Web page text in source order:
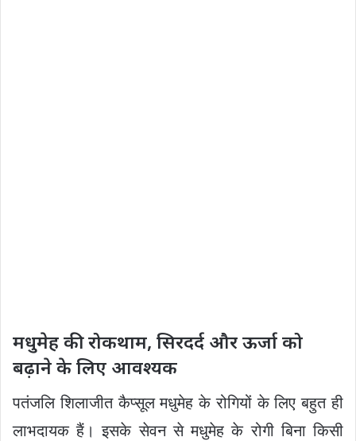
मधुमेह की रोकथाम, सिरदर्द और ऊर्जा को
बढ़ाने के लिए आवश्यक
पतंजलि शिलाजीत कैप्सूल मधुमेह के रोगियों के लिए बहुत ही
लाभदायक हैं। इसके सेवन से मधुमेह के रोगी बिना किसी